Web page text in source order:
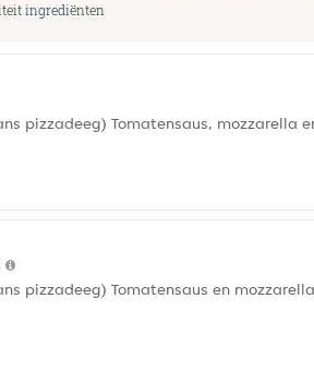
ingrediënten
pizzadeeg) Tomatensaus, mozzarella
pizzadeeg) Tomatensaus en mozzarella